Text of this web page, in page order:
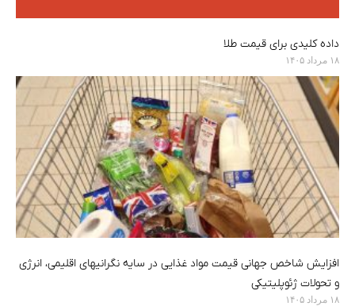
داده کلیدی برای قیمت طلا
۱۸ مرداد ۱۴۰۵
افزایش شاخص جهانی قیمت مواد غذایی در سایه نگرانیهای اقلیمی، انرژی
و تحولات ژئوپلیتیکی
۱۸ مرداد ۱۴۰۵